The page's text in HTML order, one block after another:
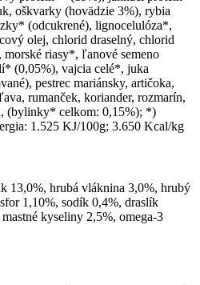
oškvarky (hovädzie 3%), rybia
(odcukrené), lignocelulóza*,
olej, chlorid draselný, chlorid
riasy*, ľanové semeno
(0,05%), vajcia celé*, juka
pestrec mariánsky, artičoka,
rumanček, koriander, rozmarín,
(bylinky* celkom: 0,15%); *)
1.525 KJ/100g; 3.650 Kcal/kg
13,0%, hrubá vláknina 3,0%, hrubý
1,10%, sodík 0,4%, draslík
kyseliny 2,5%, omega-3